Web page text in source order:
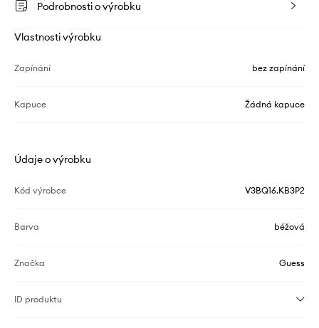
Podrobnosti o výrobku
Vlastnosti výrobku
Zapínání bez zapínání
Kapuce Žádná kapuce
Údaje o výrobku
Kód výrobce V3BQ16.KB3P2
Barva béžová
Značka Guess
ID produktu